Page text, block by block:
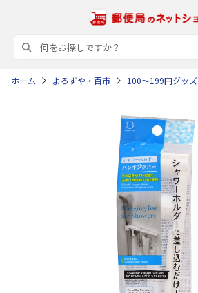
ホーム よろずや・百市 100～199円グッズ